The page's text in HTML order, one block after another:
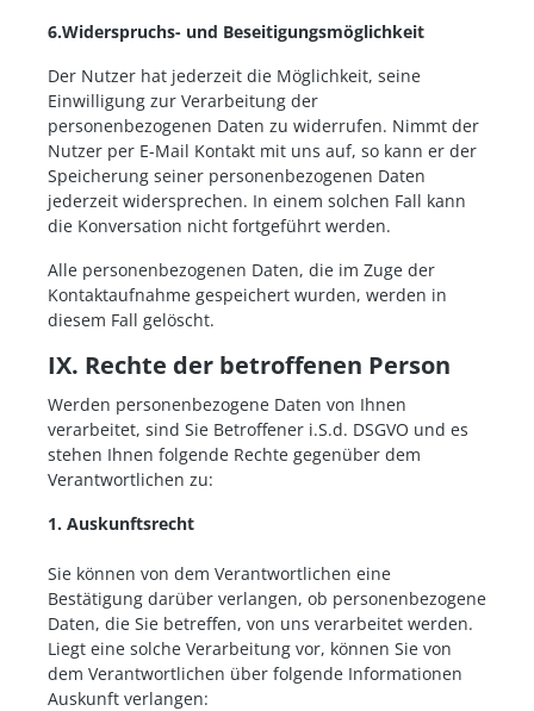
6.Widerspruchs- und Beseitigungsmöglichkeit
Der Nutzer hat jederzeit die Möglichkeit, seine
Einwilligung zur Verarbeitung der
personenbezogenen Daten zu widerrufen. Nimmt der
Nutzer per E-Mail Kontakt mit uns auf, so kann er der
Speicherung seiner personenbezogenen Daten
jederzeit widersprechen. In einem solchen Fall kann
die Konversation nicht fortgeführt werden.
Alle personenbezogenen Daten, die im Zuge der
Kontaktaufnahme gespeichert wurden, werden in
diesem Fall gelöscht.
IX. Rechte der betroffenen Person
Werden personenbezogene Daten von Ihnen
verarbeitet, sind Sie Betroffener i.S.d. DSGVO und es
stehen Ihnen folgende Rechte gegenüber dem
Verantwortlichen zu:
1. Auskunftsrecht
Sie können von dem Verantwortlichen eine
Bestätigung darüber verlangen, ob personenbezogene
Daten, die Sie betreffen, von uns verarbeitet werden.
Liegt eine solche Verarbeitung vor, können Sie von
dem Verantwortlichen über folgende Informationen
Auskunft verlangen: